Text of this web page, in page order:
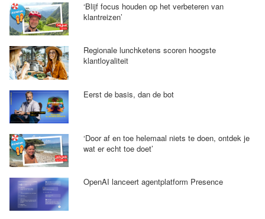
‘Blijf focus houden op het verbeteren van
klantreizen’
Regionale lunchketens scoren hoogste
klantloyaliteit
Eerst de basis, dan de bot
‘Door af en toe helemaal niets te doen, ontdek je
wat er echt toe doet’
OpenAI lanceert agentplatform Presence